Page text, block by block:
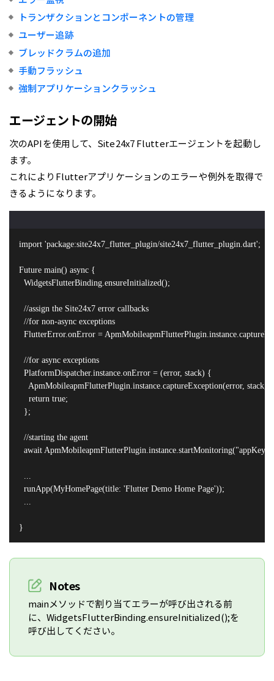
トランザクションとコンポーネントの管理
ユーザー追跡
ブレッドクラムの追加
手動フラッシュ
強制アプリケーションクラッシュ
エージェントの開始
次のAPIを使用して、Site24x7 Flutterエージェントを起動し
ます。
これによりFlutterアプリケーションのエラーや例外を取得で
きるようになります。
import 'package:site24x7_flutter_plugin/site24x7_flutter_plugin.dart';
Future main() async {
  WidgetsFlutterBinding.ensureInitialized();
  //assign the Site24x7 error callbacks
  //for non-async exceptions
FlutterError.onError =
  //for async exceptions
  PlatformDispatcher.instance.onError = (error, stack) {
ApmMobileapmFlutterPlugin.instance.captureException(error, stack,
    return true;
  };
  //starting the agent
await ApmMobileapmFlutterPlugin.instance.startMonitoring("appKey",
  runApp(MyHomePage(title: 'Flutter Demo Home Page'));
}
Notes
mainメソッドで割り当てエラーが呼び出される前
に、WidgetsFlutterBinding.ensureInitialized();を
呼び出してください。